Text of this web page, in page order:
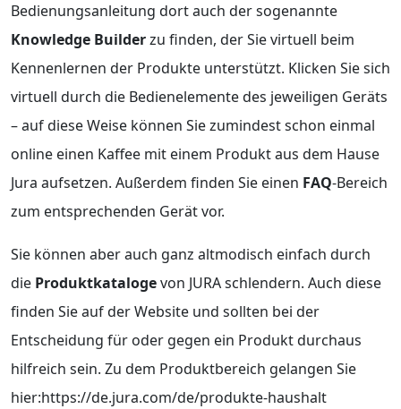
Bedienungsanleitung dort auch der sogenannte
Knowledge Builderzu finden, der Sie virtuell beim
Kennenlernen der Produkte unterstützt. Klicken Sie sich
virtuell durch die Bedienelemente des jeweiligen Geräts
– auf diese Weise können Sie zumindest schon einmal
online einen Kaffee mit einem Produkt aus dem Hause
Jura aufsetzen. Außerdem finden Sie einen FAQ-Bereich
zum entsprechenden Gerät vor.
Sie können aber auch ganz altmodisch einfach durch
die Produktkatalogevon JURA schlendern. Auch diese
finden Sie auf der Website und sollten bei der
Entscheidung für oder gegen ein Produkt durchaus
hilfreich sein. Zu dem Produktbereich gelangen Sie
hier:https://de.jura.com/de/produkte-haushalt